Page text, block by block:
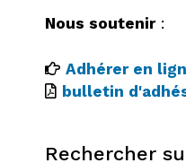
Nous soutenir:
Adhérer en
bulletin
Rechercher